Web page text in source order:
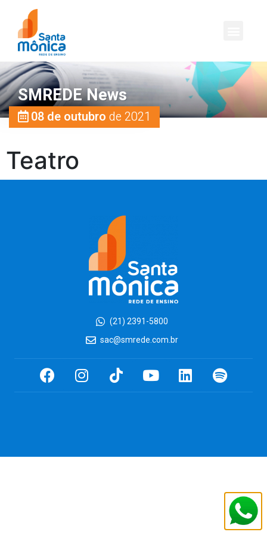
SMREDE News
08 de outubro de 2021
Teatro
(21) 2391-5800
sac@smrede.com.br